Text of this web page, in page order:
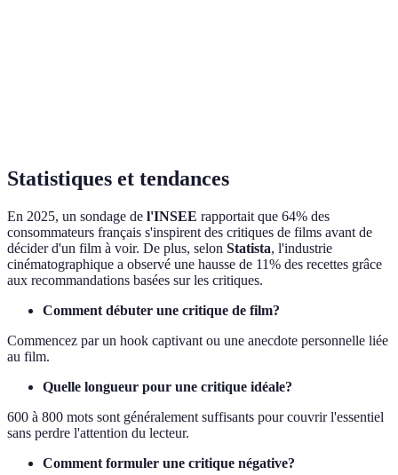
Statistiques et tendances
En 2025, un sondage de l'INSEE rapportait que 64% des
consommateurs français s'inspirent des critiques de films avant de
décider d'un film à voir. De plus, selon Statista, l'industrie
cinématographique a observé une hausse de 11% des recettes grâce
aux recommandations basées sur les critiques.
Comment débuter une critique de film?
Commencez par un hook captivant ou une anecdote personnelle liée
au film.
Quelle longueur pour une critique idéale?
600 à 800 mots sont généralement suffisants pour couvrir l'essentiel
sans perdre l'attention du lecteur.
Comment formuler une critique négative?